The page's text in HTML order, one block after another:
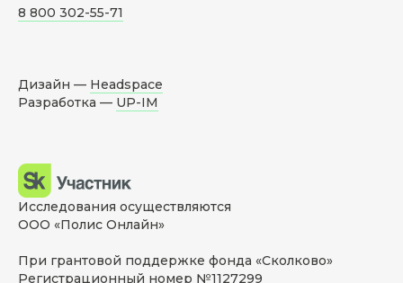
8 800 302-55-71
Дизайн — Headspace
Разработка — UP-IM
Исследования осуществляются
ООО «Полис Онлайн»
При грантовой поддержке фонда «Сколково»
Регистрационный номер №1127299